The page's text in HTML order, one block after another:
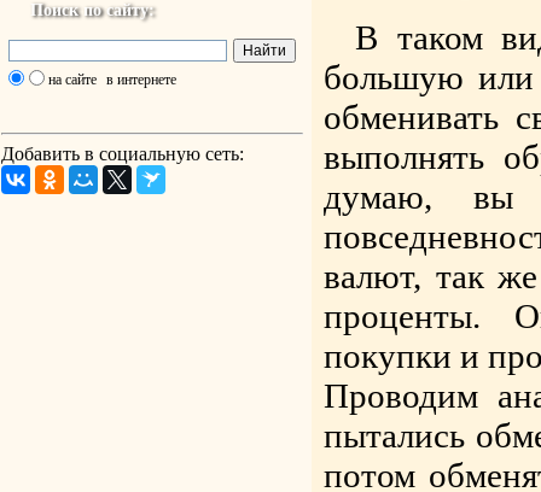
Поиск по сайту:
на сайте в интернете
Добавить в социальную сеть:
В таком
большую или
обменивать
выполнять
думаю, вы
валют, так
проценты.
покупки и
Проводим
пытались
потом